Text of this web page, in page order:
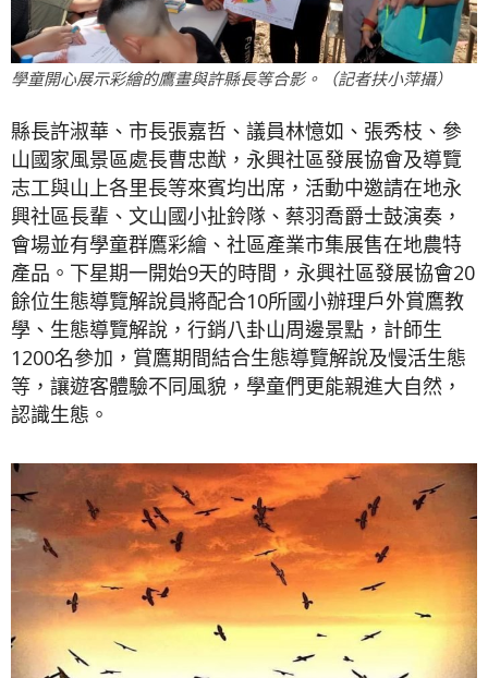
學童開心展示彩繪的鷹畫與許縣長等合影。（記者扶小萍攝）
縣長許淑華、市長張嘉哲、議員林憶如、張秀枝、參
山國家風景區處長曹忠猷，永興社區發展協會及導覽
志工與山上各里長等來賓均出席，活動中邀請在地永
興社區長輩、文山國小扯鈴隊、蔡羽喬爵士鼓演奏，
會場並有學童群鷹彩繪、社區產業市集展售在地農特
產品。下星期一開始9天的時間，永興社區發展協會20
餘位生態導覽解說員將配合10所國小辦理戶外賞鷹教
學、生態導覽解說，行銷八卦山周邊景點，計師生
1200名參加，賞鷹期間結合生態導覽解說及慢活生態
等，讓遊客體驗不同風貌，學童們更能親進大自然，
認識生態。